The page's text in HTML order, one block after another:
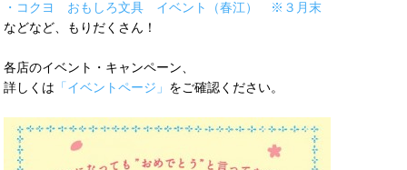
・コクヨ おもしろ文具 イベント（春江） ※３月末
などなど、もりだくさん！
各店のイベント・キャンペーン、
詳しくは 「イベントページ」 をご確認ください。